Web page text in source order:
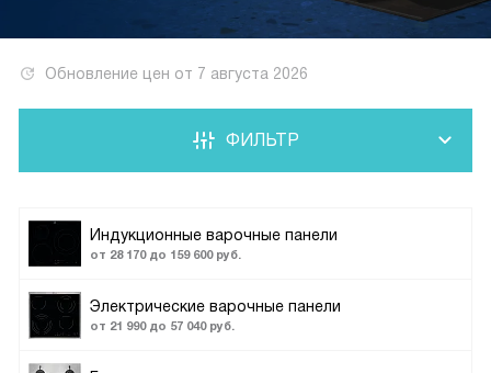
Обновление цен от 7 августа 2026
Индукционные варочные панели
от 28 170 до 159 600 руб.
Электрические варочные панели
от 21 990 до 57 040 руб.
ФИЛЬТР